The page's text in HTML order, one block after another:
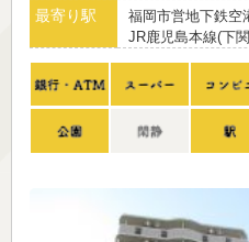
最寄り駅
福岡市営地下鉄空
JR鹿児島本線(下